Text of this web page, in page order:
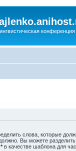
слова, которые
Вы можете
* в качестве шаблона для